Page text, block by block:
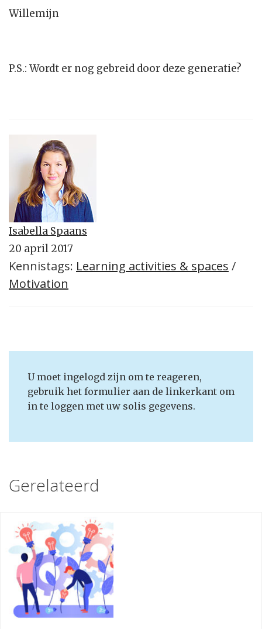
Willemijn
P.S.: Wordt er nog gebreid door deze generatie?
Isabella Spaans
20 april 2017
Kennistags: Learning activities & spaces /
Motivation
U moet ingelogd zijn om te reageren,
gebruik het formulier aan de linkerkant om
in te loggen met uw solis gegevens.
Gerelateerd